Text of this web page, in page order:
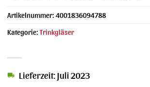
Lieferzeit: Juli 2023
Artikelnummer: 4001836094788
Kategorie:Trinkgläser